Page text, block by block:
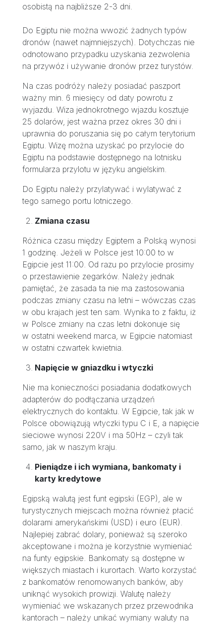
osobistą na najbliższe 2-3 dni.
Do Egiptu nie można wwozić żadnych typów
dronów (nawet najmniejszych). Dotychczas nie
odnotowano przypadku uzyskania zezwolenia
na przywóz i używanie dronów przez turystów.
Na czas podróży należy posiadać paszport
ważny min. 6 miesięcy od daty powrotu z
wyjazdu. Wiza jednokrotnego wjazdu kosztuje
25 dolarów, jest ważna przez okres 30 dni i
uprawnia do poruszania się po całym terytorium
Egiptu. Wizę można uzyskać po przylocie do
Egiptu na podstawie dostępnego na lotnisku
formularza przylotu w języku angielskim.
Do Egiptu należy przylatywać i wylatywać z
tego samego portu lotniczego.
Zmiana czasu
Różnica czasu między Egiptem a Polską wynosi
1 godzinę. Jeżeli w Polsce jest 10:00 to w
Egipcie jest 11:00. Od razu po przylocie prosimy
o przestawienie zegarków. Należy jednak
pamiętać, że zasada ta nie ma zastosowania
podczas zmiany czasu na letni – wówczas czas
w obu krajach jest ten sam. Wynika to z faktu, iż
w Polsce zmiany na czas letni dokonuje się
w ostatni weekend marca, w Egipcie natomiast
w ostatni czwartek kwietnia.
Napięcie w gniazdku i wtyczki
Nie ma konieczności posiadania dodatkowych
adapterów do podłączania urządzeń
elektrycznych do kontaktu. W Egipcie, tak jak w
Polsce obowiązują wtyczki typu C i E, a napięcie
sieciowe wynosi 220V i ma 50Hz – czyli tak
samo, jak w naszym kraju.
Pieniądze i ich wymiana, bankomaty i
karty kredytowe
Egipską walutą jest funt egipski (EGP), ale w
turystycznych miejscach można również płacić
dolarami amerykańskimi (USD) i euro (EUR).
Najlepiej zabrać dolary, ponieważ są szeroko
akceptowane i można je korzystnie wymieniać
na funty egipskie. Bankomaty są dostępne w
większych miastach i kurortach. Warto korzystać
z bankomatów renomowanych banków, aby
uniknąć wysokich prowizji. Walutę należy
wymieniać we wskazanych przez przewodnika
kantorach – należy unikać wymiany waluty na